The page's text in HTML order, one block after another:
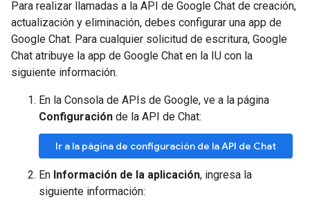
Para realizar llamadas a la API de Google Chat de creación,
actualización y eliminación, debes configurar una app de
Google Chat. Para cualquier solicitud de escritura, Google
Chat atribuye la app de Google Chat en la IU con la
siguiente información.
En la Consola de APIs de Google, ve a la página
Configuración de la API de Chat:
Ir a la página de configuración de la API de Chat
En Información de la aplicación, ingresa la
siguiente información: